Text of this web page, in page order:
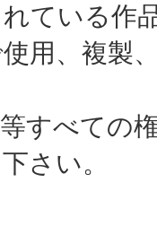
ている作
用、複製
すべての
さい。